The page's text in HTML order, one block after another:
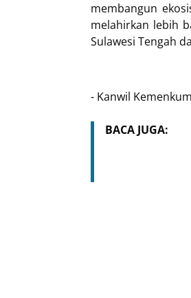
membangun
melahirkan lebih
Sulawesi Tengah
- Kanwil
BACA JUGA: